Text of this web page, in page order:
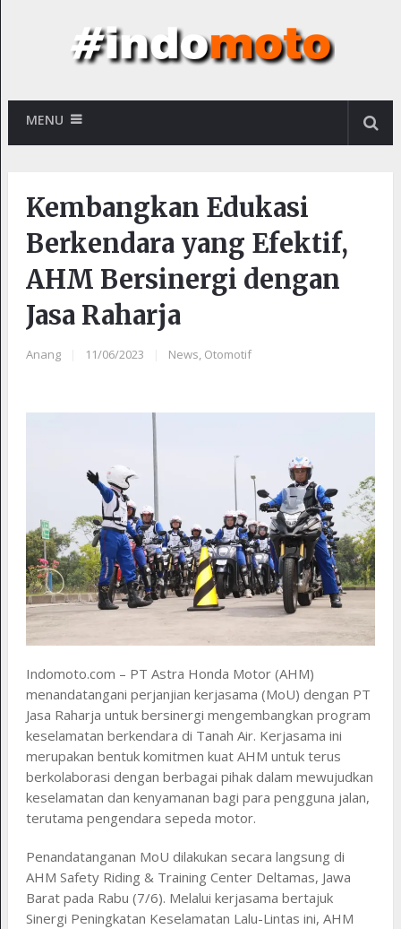
MENU
Kembangkan Edukasi
Berkendara yang Efektif,
AHM Bersinergi dengan
Jasa Raharja
Anang 11/06/2023 News, Otomotif
Indomoto.com – PT Astra Honda Motor (AHM)
menandatangani perjanjian kerjasama (MoU) dengan PT
Jasa Raharja untuk bersinergi mengembangkan program
keselamatan berkendara di Tanah Air. Kerjasama ini
merupakan bentuk komitmen kuat AHM untuk terus
berkolaborasi dengan berbagai pihak dalam mewujudkan
keselamatan dan kenyamanan bagi para pengguna jalan,
terutama pengendara sepeda motor.
Penandatanganan MoU dilakukan secara langsung di
AHM Safety Riding & Training Center Deltamas, Jawa
Barat pada Rabu (7/6). Melalui kerjasama bertajuk
Sinergi Peningkatan Keselamatan Lalu-Lintas ini, AHM